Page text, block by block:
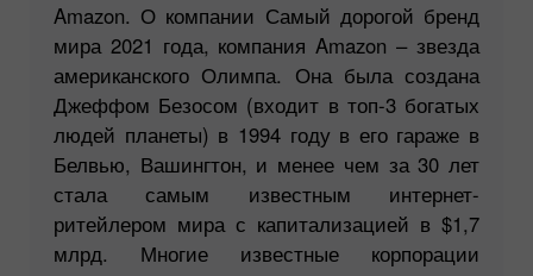
Amazon. О компании Самый дорогой бренд
мира 2021 года, компания Amazon – звезда
американского Олимпа. Она была создана
Джеффом Безосом (входит в топ-3 богатых
людей планеты) в 1994 году в его гараже в
Белвью, Вашингтон, и менее чем за 30 лет
стала самым известным интернет-
ритейлером мира с капитализацией в $1,7
млрд. Многие известные корпорации